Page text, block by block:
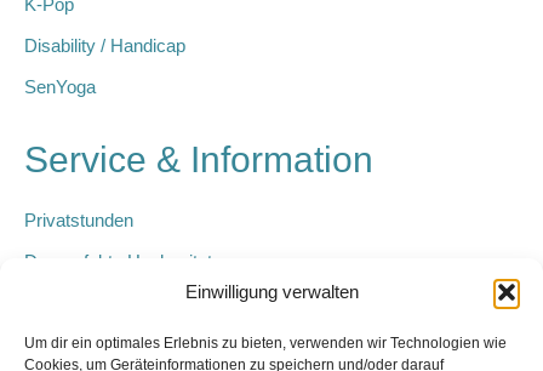
Einwilligung verwalten
Um dir ein optimales Erlebnis zu bieten, verwenden wir Technologien wie
Cookies, um Geräteinformationen zu speichern und/oder darauf
K-Pop
Disability / Handicap
SenYoga
Service & Information
Privatstunden
Der perfekte Hochzeitstanz
Geschenk-Gutschein